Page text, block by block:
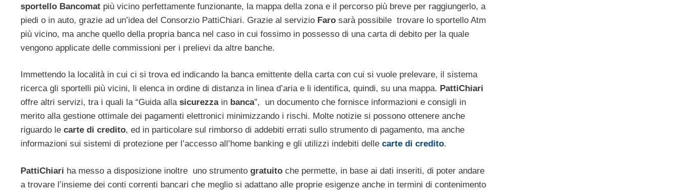
sportello Bancomat più vicino perfettamente funzionante, la mappa della zona e il percorso più breve per raggiungerlo, a
piedi o in auto, grazie ad un’idea del Consorzio PattiChiari. Grazie al servizio Faro sarà possibile trovare lo sportello Atm
più vicino, ma anche quello della propria banca nel caso in cui fossimo in possesso di una carta di debito per la quale
vengono applicate delle commissioni per i prelievi da altre banche.
Immettendo la località in cui ci si trova ed indicando la banca emittente della carta con cui si vuole prelevare, il sistema
ricerca gli sportelli più vicini, li elenca in ordine di distanza in linea d’aria e li identifica, quindi, su una mappa. PattiChiari
offre altri servizi, tra i quali la “Guida alla sicurezzain banca”, un documento che fornisce informazioni e consigli in
merito alla gestione ottimale dei pagamenti elettronici minimizzando i rischi. Molte notizie si possono ottenere anche
riguardo le carte di credito, ed in particolare sul rimborso di addebiti errati sullo strumento di pagamento, ma anche
informazioni sui sistemi di protezione per l’accesso all’home banking e gli utilizzi indebiti delle carte di credito.
PattiChiari ha messo a disposizione inoltre uno strumento gratuito che permette, in base ai dati inseriti, di poter andare
a trovare l’insieme dei conti correnti bancari che meglio si adattano alle proprie esigenze anche in termini di contenimento